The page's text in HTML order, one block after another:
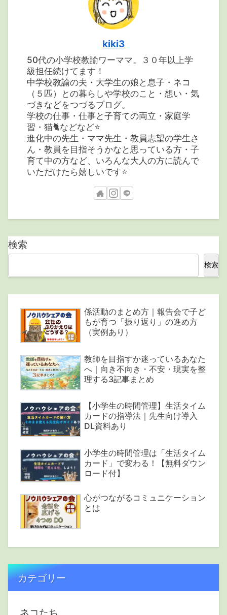
kiki3
50代の小学校教諭ワーママ。３０年以上学
級担任続けてます！
中学校教諭の夫・大学生の娘と息子・ネコ
（５匹）との暮らしや学校のこと・想い・気
づきなどをつづるブログ。
学校の仕事・仕事と子育ての両立・家庭学
習・猫🐈などなど⭐️
進化中の先生・ママ先生・教員志望の学生さ
ん・教員を目指そうかなと思っている方・子
育て中の方など、いろんな大人の方に読んで
いただけたら嬉しいです⭐️
検索
検索
係活動のまとめ方｜報告会で子ど
もが育つ「振り返り」の進め方
（実例あり）
教師を目指すか迷っているあなた
へ｜向き不向き・不安・現実を整
理する3記事まとめ
【小学生の時間管理】生活タイム
カードの指導法｜先生向け導入
DL資料あり
小学生の時間管理は「生活タイム
カード」で変わる！【無料ダウン
ロード付】
心がつながるコミュニケーション
とは
カテゴリー